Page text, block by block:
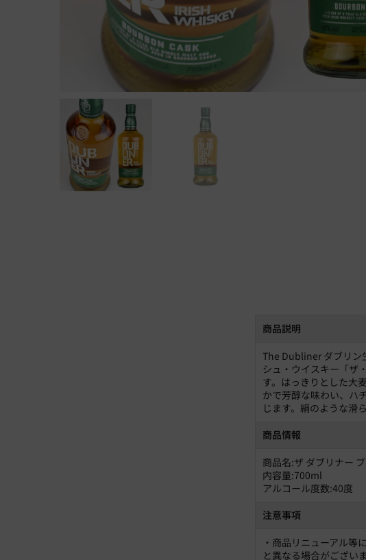
商品説明
The Dubliner ダブリン
シュ・ウイスキー「ザ
す。はっきりとした大
かで芳醇な味わい、ハ
じます。絹のような滑
商品情報
商品名:ザ ダブリナー
内容量:700ml
アルコール度数:40度
注意事項
・商品リニューアル等
と異なる場合がございま